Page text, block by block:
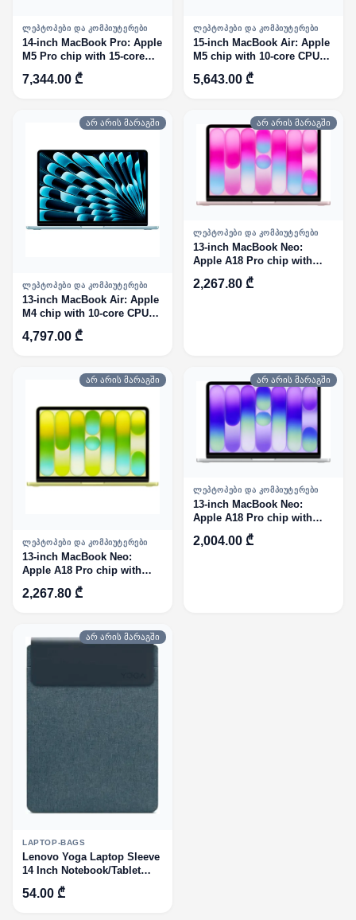
ᲚᲔᲞᲢᲝᲞᲔᲑᲘ ᲓᲐ ᲙᲝᲛᲞᲘᲣᲢᲔᲠᲔᲑᲘ
14-inch MacBook Pro: Apple
M5 Pro chip with 15‑core
CPU and 16‑core GPU,
24GB, 1TB SSD - Space
7,344.00 ₾
ᲚᲔᲞᲢᲝᲞᲔᲑᲘ ᲓᲐ ᲙᲝᲛᲞᲘᲣᲢᲔᲠᲔᲑᲘ
15-inch MacBook Air: Apple
M5 chip with 10‑core CPU
and 10‑core GPU, 24GB, 1TB
SSD - Silver
5,643.00 ₾
არ არის მარაგში
ᲚᲔᲞᲢᲝᲞᲔᲑᲘ ᲓᲐ ᲙᲝᲛᲞᲘᲣᲢᲔᲠᲔᲑᲘ
13-inch MacBook Air: Apple
M4 chip with 10-core CPU
and 10-core GPU, 24GB,
512GB SSD - Sky
4,797.00 ₾
არ არის მარაგში
ᲚᲔᲞᲢᲝᲞᲔᲑᲘ ᲓᲐ ᲙᲝᲛᲞᲘᲣᲢᲔᲠᲔᲑᲘ
13-inch MacBook Neo:
Apple A18 Pro chip with
6‑core CPU and 5‑core GPU,
8GB, 256GB SSD - Blush
2,267.80 ₾
არ არის მარაგში
ᲚᲔᲞᲢᲝᲞᲔᲑᲘ ᲓᲐ ᲙᲝᲛᲞᲘᲣᲢᲔᲠᲔᲑᲘ
13-inch MacBook Neo:
Apple A18 Pro chip with
6‑core CPU and 5‑core GPU,
8GB, 256GB SSD - Citrus
2,267.80 ₾
არ არის მარაგში
ᲚᲔᲞᲢᲝᲞᲔᲑᲘ ᲓᲐ ᲙᲝᲛᲞᲘᲣᲢᲔᲠᲔᲑᲘ
13-inch MacBook Neo:
Apple A18 Pro chip with
6‑core CPU and 5‑core GPU,
8GB, 256GB SSD - Silver
2,004.00 ₾
არ არის მარაგში
LAPTOP-BAGS
Lenovo Yoga Laptop Sleeve
14 Inch Notebook/Tablet
Compatible with MacBook
Air/Pro - Slim Eco-Friendly
54.00 ₾